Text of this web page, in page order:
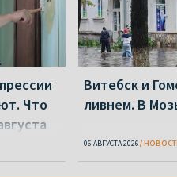
Что
Витебск и
ливнем. В
06 АВГУСТА 2026